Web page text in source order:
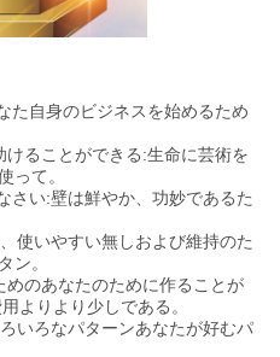
た自身のビジネスを始めるため
ることができる:生命に芸術を
って。
さい:壁は鮮やか、功妙であるた
使いやすい無しおよび維持のた
ン。
のあなたのために作ることが
よりより少しである。
いろなパターンあなたが好むパ